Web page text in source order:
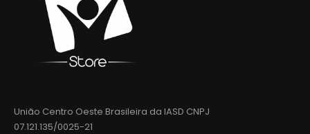
União Centro Oeste Brasileira da IASD CNPJ
07.121.135/0025-21